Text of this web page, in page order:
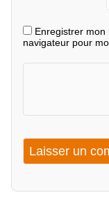
Enregistrer
navigateur pour